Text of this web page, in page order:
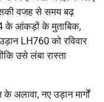
वजह से समय बढ़
के आंकड़ों के मुताबिक,
LH760 को रविवार
उसे लंबा रास्ता
अलावा, नए उड़ान मार्गों